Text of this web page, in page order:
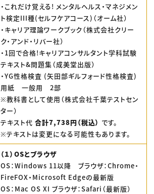
・これだけ覚える! メンタルヘルス・マネジメン
ト検定III種(セルフケアコース)（オーム社）
・キャリア理論ワークブック（株式会社クリー
ク・アンド・リバー社）
・1回で合格!キャリアコンサルタント学科試験
テキスト&問題集（成美堂出版）
・YG性格検査 (矢田部ギルフォード性格検査)
用紙 一般用 2部
※教科書として使用（株式会社千葉テストセン
ター）
テキスト代合計7,738円（税込） です。
※テキストは変更になる可能性もあります。
（１）OSとブラウザ
OS：Windows 11以降 ブラウザ：Chrome・
FireFOX・Microsoft Edgeの最新版
OS：Mac OS XI ブラウザ：Safari（最新版）